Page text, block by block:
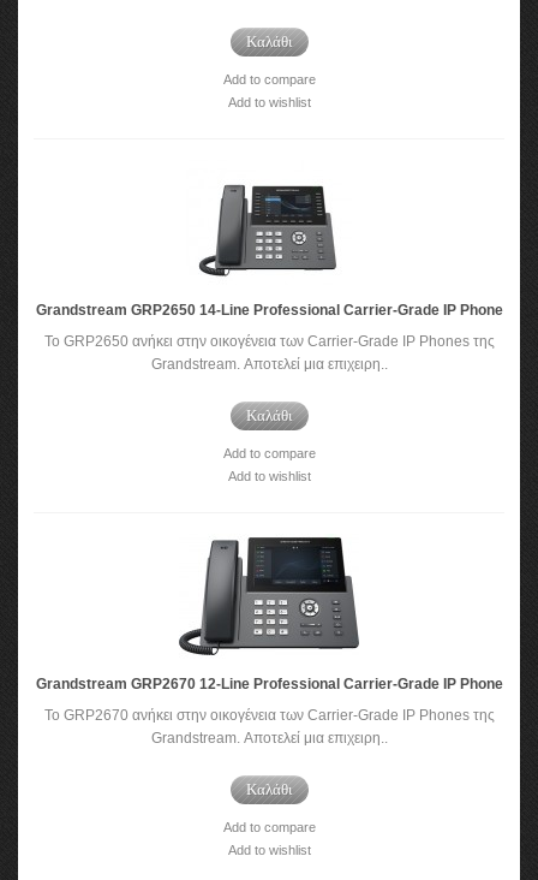
Καλάθι
Add to compare
Add to wishlist
Grandstream GRP2650 14-Line Professional Carrier-Grade IP Phone
Το GRP2650 ανήκει στην οικογένεια των Carrier-Grade IP Phones της
Grandstream. Αποτελεί μια επιχειρη..
Καλάθι
Add to compare
Add to wishlist
Grandstream GRP2670 12-Line Professional Carrier-Grade IP Phone
Το GRP2670 ανήκει στην οικογένεια των Carrier-Grade IP Phones της
Grandstream. Αποτελεί μια επιχειρη..
Καλάθι
Add to compare
Add to wishlist